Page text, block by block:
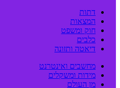
דתות
המצאות
חוק ומשפט
כלבים
דיאטה ותזונה
מחשבים ואינטרנט
מידות ומשקלים
מן העולם